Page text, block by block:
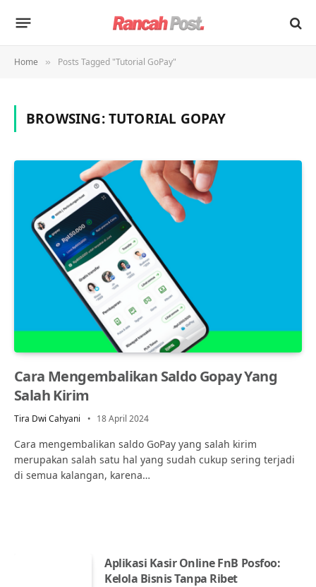
Home » Posts Tagged "Tutorial GoPay"
BROWSING:TUTORIAL GOPAY
Cara Mengembalikan Saldo Gopay Yang
Salah Kirim
Tira Dwi Cahyani 18 April 2024
Cara mengembalikan saldo GoPay yang salah kirim
merupakan salah satu hal yang sudah cukup sering terjadi
di semua kalangan, karena…
Aplikasi Kasir Online FnB Posfoo:
Kelola Bisnis Tanpa Ribet